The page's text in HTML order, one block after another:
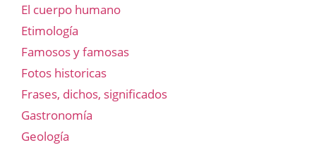
El cuerpo humano
Etimología
Famosos y famosas
Fotos historicas
Frases, dichos, significados
Gastronomía
Geología